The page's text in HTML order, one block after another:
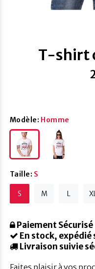
T-shirt
Modèle: Homme
Taille: S
S M L XL
Paiement Sécurisé
En stock, expédié
Livraison suivie
Faites plaisir à vos